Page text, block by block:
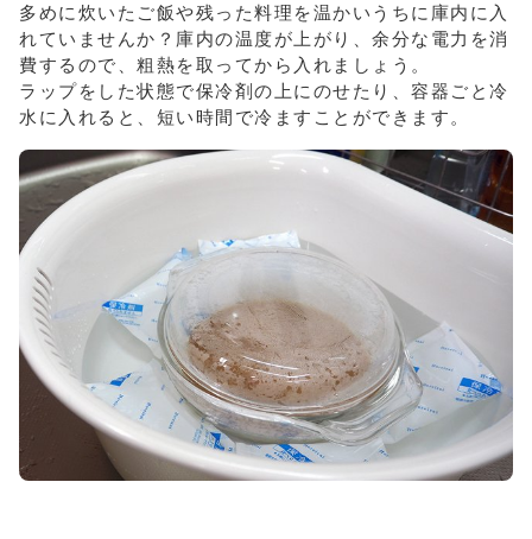
多めに炊いたご飯や残った料理を温かいうちに庫内に入
れていませんか？庫内の温度が上がり、余分な電力を消
費するので、粗熱を取ってから入れましょう。
ラップをした状態で保冷剤の上にのせたり、容器ごと冷
水に入れると、短い時間で冷ますことができます。